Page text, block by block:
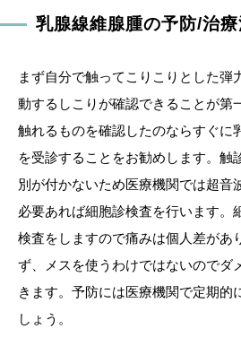
乳腺線維腺腫の予防/治
まず自分で触ってこりこりとした弾
動するしこりが確認できることが第
触れるものを確認したのならすぐに
を受診することをお勧めします。触
別が付かないため医療機関では超音
必要あれば細胞診検査を行います。
検査をしますので痛みは個人差があ
ず、メスを使うわけではないのでダ
きます。予防には医療機関で定期的
しょう。